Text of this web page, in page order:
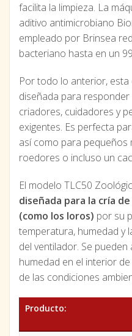
facilita la limpieza. La
aditivo antimicrobiano
empleado por Brinsea
bacteriano hasta en un
Por todo lo anterior,
diseñada para
criadores, cuidadores y
exigentes. Es perfecta
así como para pequeños
roedores o incluso un
El modelo TLC50
diseñada para la cría
(como los loros) por su
temperatura, humedad y
del ventilador. Se pueden
humedad en el interior
de las condiciones
Producto: